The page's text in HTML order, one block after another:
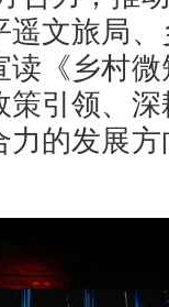
文旅局
读《乡村
引领、
的发展